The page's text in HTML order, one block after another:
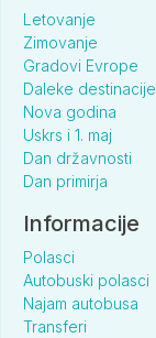
Letovanje
Zimovanje
Gradovi Evrope
Daleke destinacije
Nova godina
Uskrs i 1. maj
Dan državnosti
Dan primirja
Informacije
Polasci
Autobuski polasci
Najam autobusa
Transferi